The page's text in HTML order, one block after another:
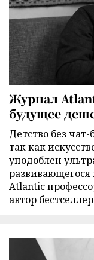
Журнал
будущее
Детство без
так как
уподоблен
Atlantic
автор